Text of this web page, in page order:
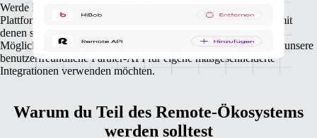
Werde Mitglied in unserem Partner-Netzwerk, verknüpfe deine
Plattform mit Remote und biete deinen Kunden Integrationen, mit
denen sie ihre globale Expansion vorantreiben können. Die
Möglichkeiten sind schier unerschöpflich für Unternehmen, die unsere
benutzerfreundliche Partner-API für eigene maßgeschneiderte
Integrationen verwenden möchten.
Warum du Teil des Remote-Ökosystems
werden solltest